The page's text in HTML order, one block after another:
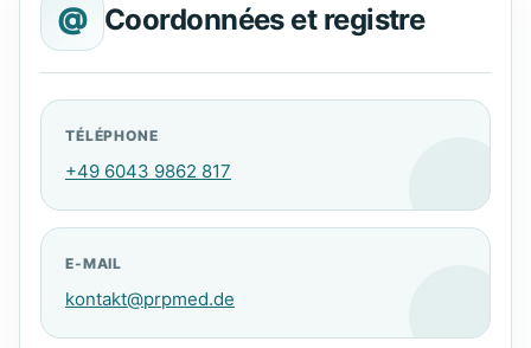
@ Coordonnées et registre
TÉLÉPHONE
+49 6043 9862 817
E-MAIL
kontakt@prpmed.de